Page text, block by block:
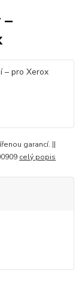
garancí. ||
celý popis